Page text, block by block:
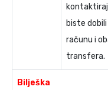
biste
računu i
transfera.
Bilješka